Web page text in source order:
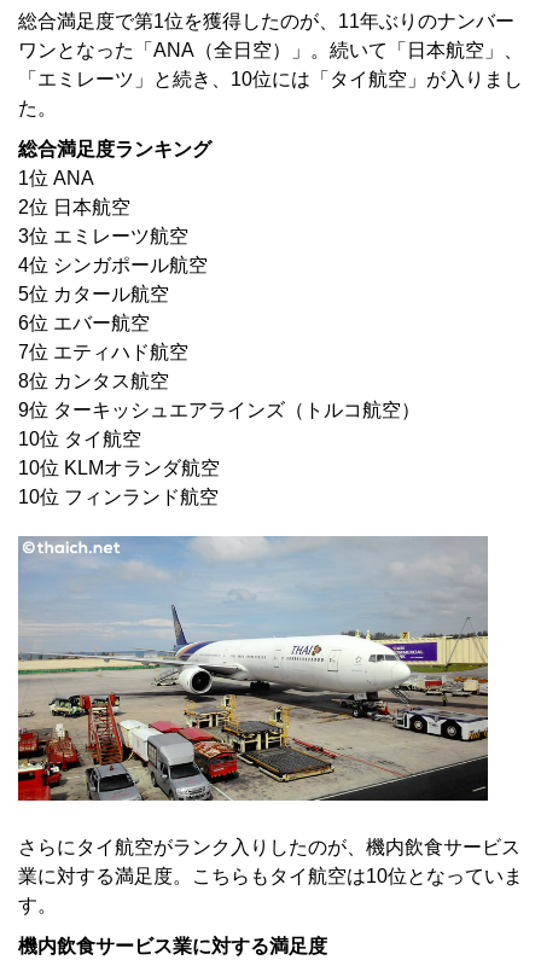
総合満足度で第1位を獲得したのが、11年ぶりのナンバー
ワンとなった「ANA（全日空）」。続いて「日本航空」、
「エミレーツ」と続き、10位には「タイ航空」が入りまし
た。
総合満足度ランキング
1位 ANA
2位 日本航空
3位 エミレーツ航空
4位 シンガポール航空
5位 カタール航空
6位 エバー航空
7位 エティハド航空
8位 カンタス航空
9位 ターキッシュエアラインズ（トルコ航空）
10位 タイ航空
10位 KLMオランダ航空
10位 フィンランド航空
さらにタイ航空がランク入りしたのが、機内飲食サービス
業に対する満足度。こちらもタイ航空は10位となっていま
す。
機内飲食サービス業に対する満足度